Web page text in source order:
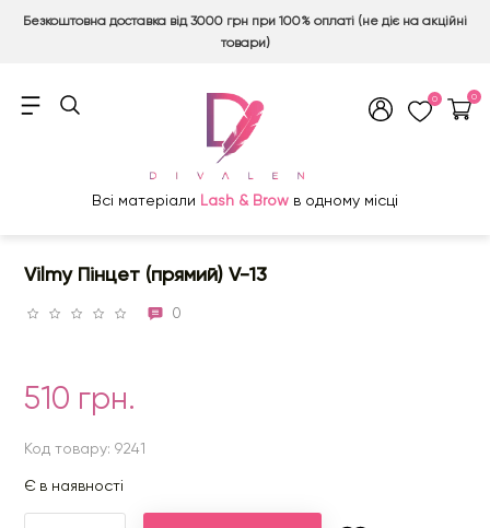
Безкоштовна доставка від 3000 грн при 100% оплаті (не діє на акційні
товари)
0 0
Всі матеріали Lash & Brow в одному місці
Vilmy Пінцет (прямий) V-13
0
510 грн.
Код товару: 9241
Є в наявності